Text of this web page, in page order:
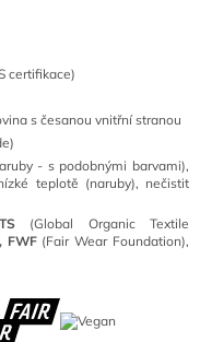
certifikace)
s česanou vnitřní stranou
- s podobnými barvami),
teplotě (naruby), nečistit
(Global Organic Textile
FWF (Fair Wear Foundation),